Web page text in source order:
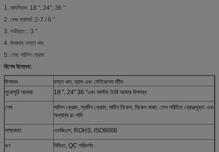
1. সামগ্রিক: 18 ", 24", 36 "
2. বেজ ব্যাসার্ধ: 2-7 / 8 "
3. গভীরতা :: 3 "
4. উপাদান: দস্তা খাদ
5: শেষ: পালিশ ক্রোম
বিশেষ উল্লেখ:
উপাদান
দস্তা খাদ, ব্রাস এবং স্টেইনলেস স্টীল
পুরোপুরি আকার
18 ", 24" 36 "এবং কাস্টম তৈরি আকার উপলব্ধ
শেষ
পালিশ ক্রোম, স্যাটিন ক্রোম, সাটিন নিকেল, নিকেল মাজা, তেল পরিহিত ব্রোঞ্জযুক্ত এবং
অন্যান্য রং দাবি
সাক্ষ্যদান এসজিএস, ROHS, ISO9000
গুণ নিশ্চিত, QC পরিদর্শন